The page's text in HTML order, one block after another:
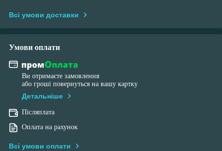
Всі умови доставки
Умови оплати
Ви отримаєте замовлення
або гроші повернуться на вашу картку
Детальніше
Післяплата
Оплата на рахунок
Всі умови оплати